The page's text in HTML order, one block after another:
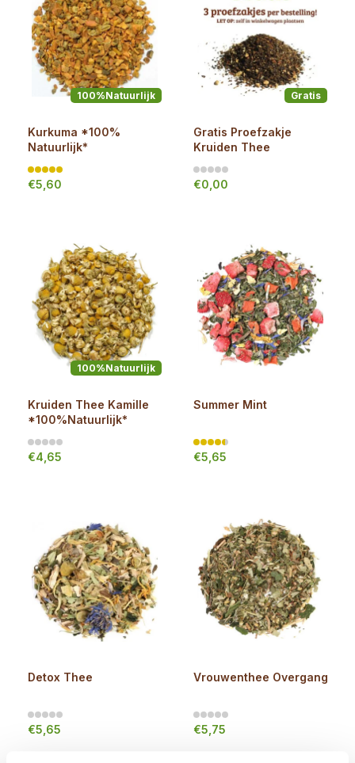
100%Natuurlijk
Kurkuma *100%
Natuurlijk*
€5,60
Gratis
Gratis Proefzakje
Kruiden Thee
€0,00
100%Natuurlijk
Kruiden Thee Kamille
*100%Natuurlijk*
€4,65
Summer Mint
€5,65
Detox Thee
€5,65
Vrouwenthee Overgang
€5,75